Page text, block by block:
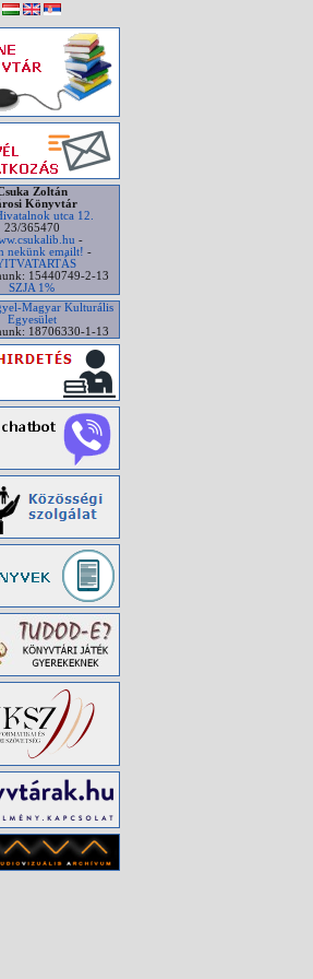
Zoltán
Könyvtár
utca 12.
23/365470
-
nekünk emailt! -
15440749-2-13
SZJA 1%
Magyar Kulturális
Egyesület
18706330-1-13